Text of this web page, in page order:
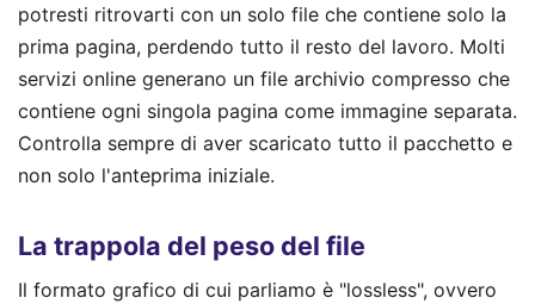
potresti ritrovarti con un solo file che contiene solo la
prima pagina, perdendo tutto il resto del lavoro. Molti
servizi online generano un file archivio compresso che
contiene ogni singola pagina come immagine separata.
Controlla sempre di aver scaricato tutto il pacchetto e
non solo l'anteprima iniziale.
La trappola del peso del file
Il formato grafico di cui parliamo è "lossless", ovvero